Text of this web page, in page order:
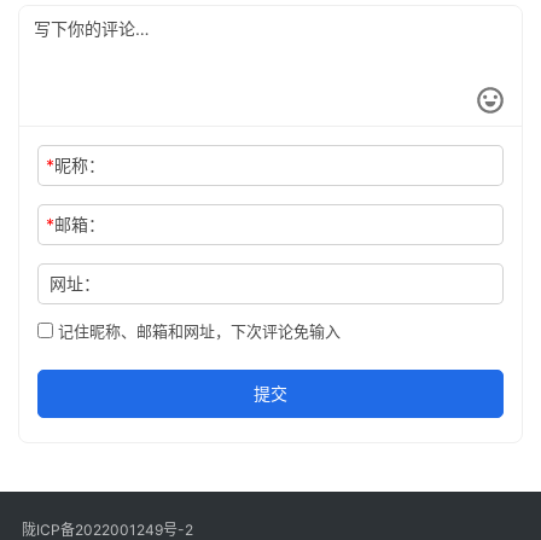
*昵称：
*邮箱：
网址：
记住昵称、邮箱和网址，下次评论免输入
提交
陇ICP备2022001249号-2